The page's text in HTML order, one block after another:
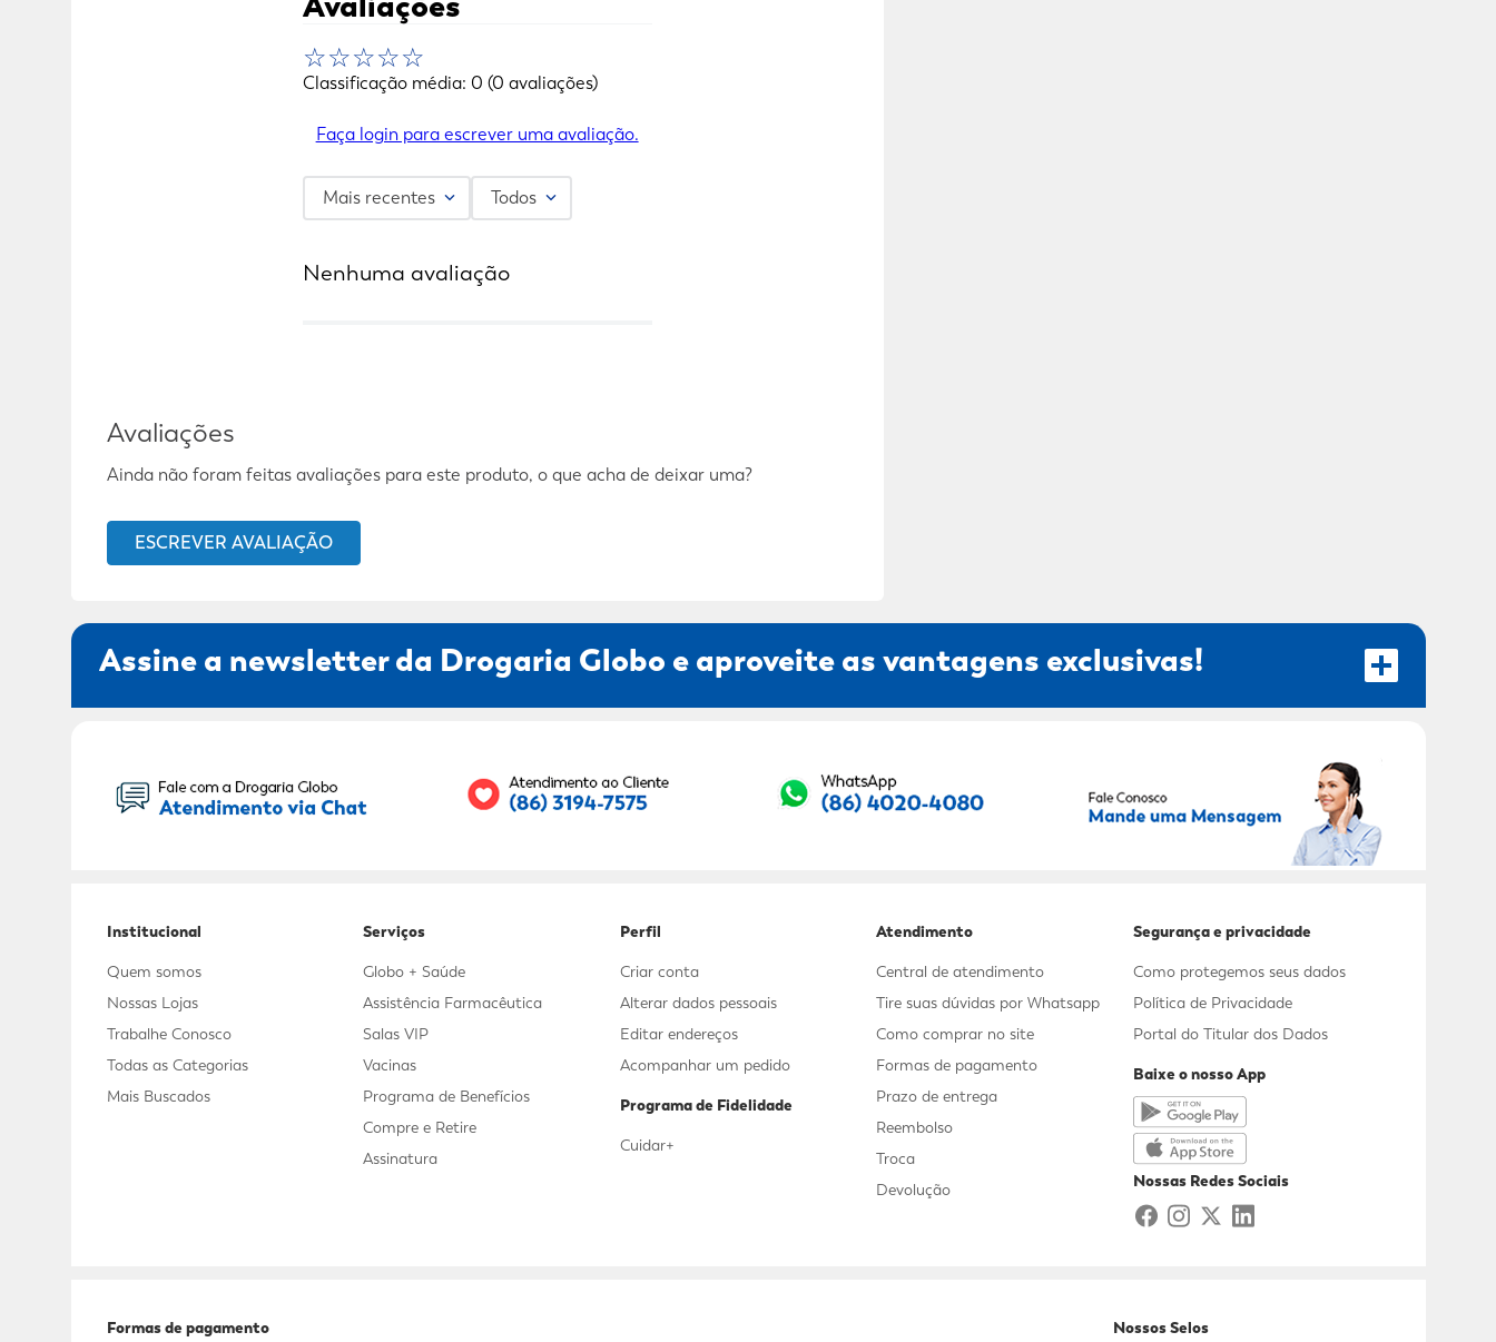
☆☆☆☆☆
Classificação média: 0 (0 avaliações)
Faça login para escrever uma avaliação.
Mais recentes Todos
Nenhuma avaliação
Avaliações
Ainda não foram feitas avaliações para este produto, o que acha de deixar uma?
ESCREVER AVALIAÇÃO
Assine a newsletter da Drogaria Globo e aproveite as vantagens exclusivas!
RECEBER OFERTAS EXCLUSIVAS!
Institucional
Quem somos
Nossas Lojas
Trabalhe Conosco
Todas as Categorias
Mais Buscados
Serviços
Globo + Saúde
Assistência Farmacêutica
Salas VIP
Vacinas
Programa de Benefícios
Compre e Retire
Assinatura
Perfil
Criar conta
Alterar dados pessoais
Editar endereços
Acompanhar um pedido
Programa de Fidelidade
Cuidar+
Atendimento
Central de atendimento
Tire suas dúvidas por Whatsapp
Como comprar no site
Formas de pagamento
Prazo de entrega
Reembolso
Troca
Devolução
Segurança e privacidade
Como protegemos seus dados
Política de Privacidade
Portal do Titular dos Dados
Baixe o nosso App
Nossas Redes Sociais
Formas de pagamento Nossos Selos